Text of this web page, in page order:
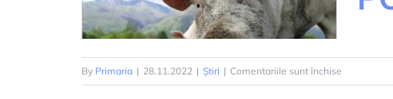
By Primaria | 28.11.2022 | Știri | Comentariile sunt închise
PLANUL